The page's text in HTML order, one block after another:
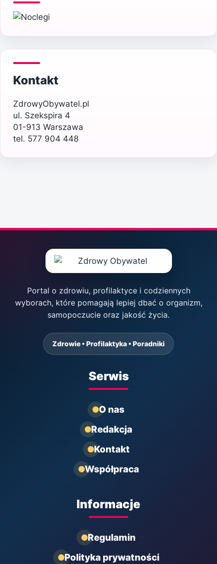
Kontakt
ZdrowyObywatel.pl
ul. Szekspira 4
01-913 Warszawa
tel. 577 904 448
Portal o zdrowiu, profilaktyce i codziennych
wyborach, które pomagają lepiej dbać o organizm,
samopoczucie oraz jakość życia.
Zdrowie • Profilaktyka • Poradniki
Serwis
O nas
Redakcja
Kontakt
Współpraca
Informacje
Regulamin
Polityka prywatności